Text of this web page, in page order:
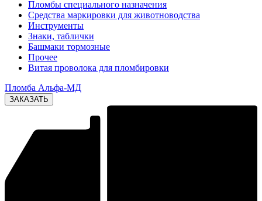
Пломбы специального назначения
Средства маркировки для животноводства
Инструменты
Знаки, таблички
Башмаки тормозные
Прочее
Витая проволока для пломбировки
Пломба Альфа-МД